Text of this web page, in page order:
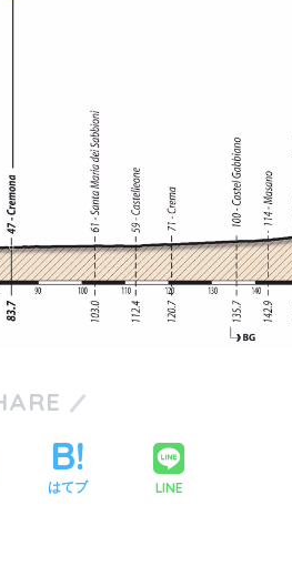
はてブ LINE